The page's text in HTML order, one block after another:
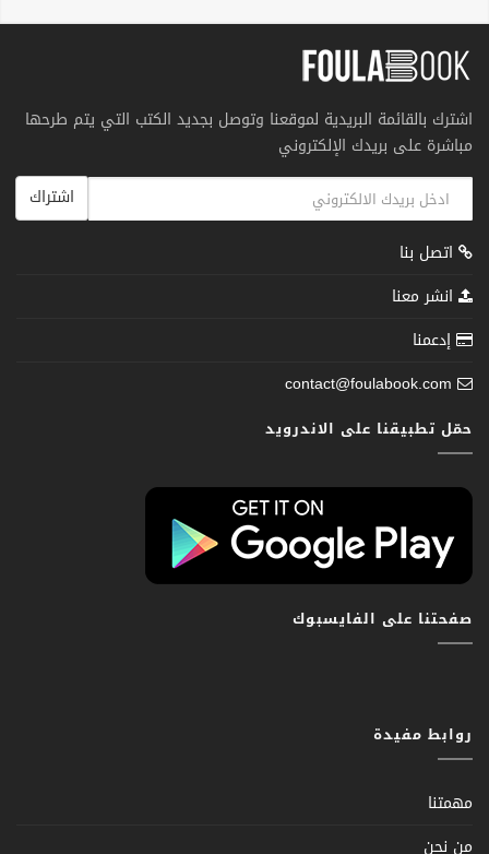
اشترك بالقائمة البريدية لموقعنا وتوصل بجديد الكتب التي يتم طرحها
مباشرة على بريدك الإلكتروني
اشتراك
اتصل بنا
انشر معنا
إدعمنا
contact@foulabook.com
حمّل تطبيقنا على الاندرويد
صفحتنا على الفايسبوك
روابط مفيدة
مهمتنا
من نحن